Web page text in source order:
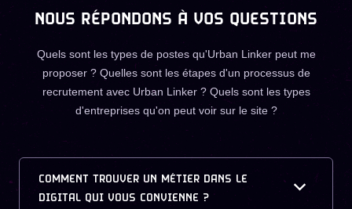
NOUS RÉPONDONS À VOS QUESTIONS
Quels sont les types de postes qu'Urban Linker peut me
proposer ? Quelles sont les étapes d'un processus de
recrutement avec Urban Linker ? Quels sont les types
d'entreprises qu'on peut voir sur le site ?
COMMENT TROUVER UN MÉTIER DANS LE
DIGITAL QUI VOUS CONVIENNE ?